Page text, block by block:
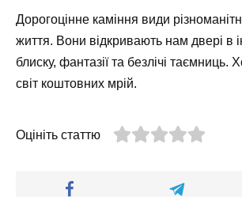
Дорогоцінне каміння види
життя. Вони відкривають нам двері в
блиску, фантазії та безлічі таємниць.
світ коштовних мрій.
Оцініть статтю